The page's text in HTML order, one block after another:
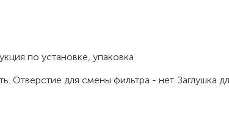
по установке, упаковка
для смены фильтра - нет. Заглушка